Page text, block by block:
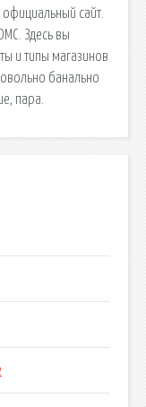
сайт.
Здесь вы
и типы магазинов
банально
пара.